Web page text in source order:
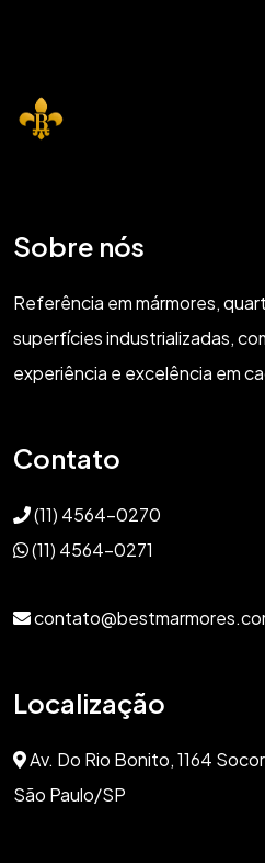
Sobre nós
Referência em mármores,
superfícies industrializadas,
experiência e excelência em
Contato
(11) 4564-0270
(11) 4564-0271
Localização
Av. Do Rio Bonito, 1164
São Paulo/SP